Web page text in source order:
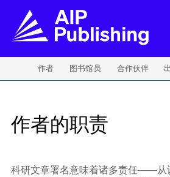
作者 图书馆员 合作伙伴
作者的职责
科研文章署名意味着诸多责任——从